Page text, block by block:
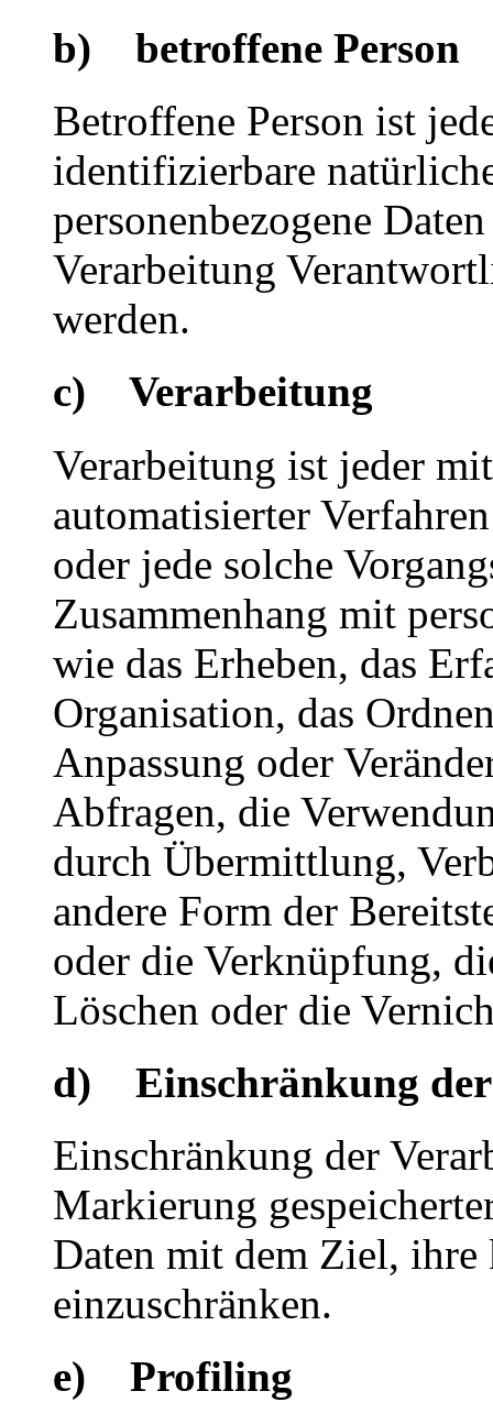
b) betroffene Person
Betroffene Person ist
identifizierbare
personenbezogene
Verarbeitung
werden.
c) Verarbeitung
Verarbeitung ist jeder
automatisierter
oder jede solche
Zusammenhang mit
wie das Erheben, das
Organisation, das
Anpassung oder
Abfragen, die
durch Übermittlung,
andere Form der
oder die Verknüpfung,
Löschen oder die
d) Einschränkung der
Einschränkung der
Markierung
Daten mit dem Ziel,
einzuschränken.
e) Profiling